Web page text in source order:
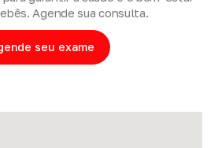
Agende sua consulta.
seu exame